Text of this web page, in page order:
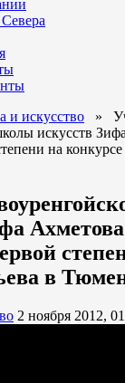
и искусство »
искусств
на
в
2 ноября 2012,